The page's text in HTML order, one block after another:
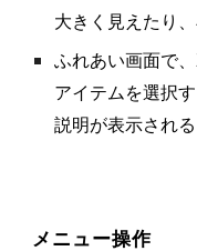
大きく見えたり
ふれあい画面で
アイテムを選択
説明が表示され
メニュー操作